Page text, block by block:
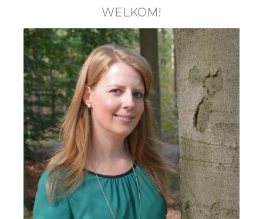
WELKOM!